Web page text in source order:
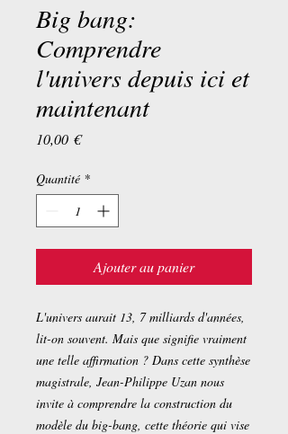
Big bang:
Comprendre
l'univers depuis ici et
maintenant
10,00 €Prix
Quantité *
Ajouter au panier
L'univers aurait 13, 7 milliards d'années,
lit-on souvent. Mais que signifie vraiment
une telle affirmation ? Dans cette synthèse
magistrale, Jean-Philippe Uzan nous
invite à comprendre la construction du
modèle du big-bang, cette théorie qui vise